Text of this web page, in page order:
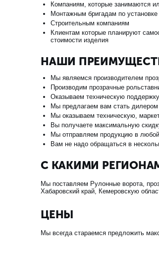
Компаниям, которые занимаются
Монтажным бригадам по
Строительным компаниям
Клиентам которые планируют
стоимости изделия
НАШИ
Мы являемся производителем
Производим прозрачные
Оказываем техническую
Мы предлагаем вам стать
Мы оказываем техническую,
Вы получаете максимальную
Мы отправляем продукцию в
Вам не надо обращаться в
С КАКИМИ
Мы поставляем Рулонные ворота,
Хабаровский край, Кемеровскую
ЦЕНЫ
Мы всегда стараемся предложить